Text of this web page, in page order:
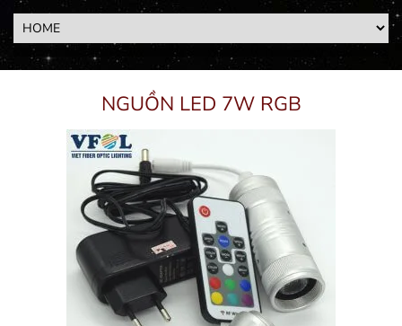
NGUỒN LED 7W RGB